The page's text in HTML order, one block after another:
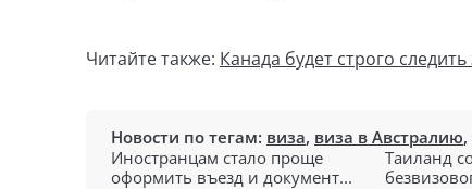
Читайте также: Канада будет строго
Новости по тегам: виза, виза в Австралию,
Иностранцам стало проще
оформить въезд и документ...
Таиланд